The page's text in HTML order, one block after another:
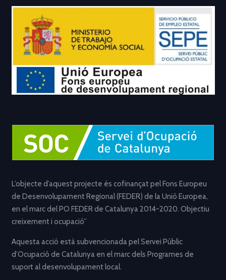
L’objecte d’aquest projecte és cofinançat pel Fons Europeu
de Desenvolupament Regional (FEDER) de la Unió Europea,
en el marc del PO FEDER de Catalunya 2014-2020. Objectiu
creixement i ocupació”
Aquesta acció està subvencionada pel Servei Públic
d’Ocupació de Catalunya en el marc dels Programes de
suport al desenvolupament local.